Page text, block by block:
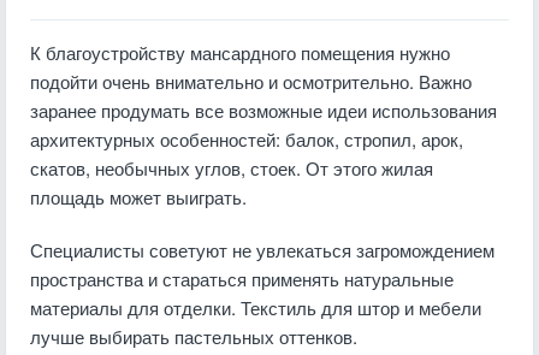
К благоустройству мансардного помещения нужно
подойти очень внимательно и осмотрительно. Важно
заранее продумать все возможные идеи использования
архитектурных особенностей: балок, стропил, арок,
скатов, необычных углов, стоек. От этого жилая
площадь может выиграть.
Специалисты советуют не увлекаться загромождением
пространства и стараться применять натуральные
материалы для отделки. Текстиль для штор и мебели
лучше выбирать пастельных оттенков.